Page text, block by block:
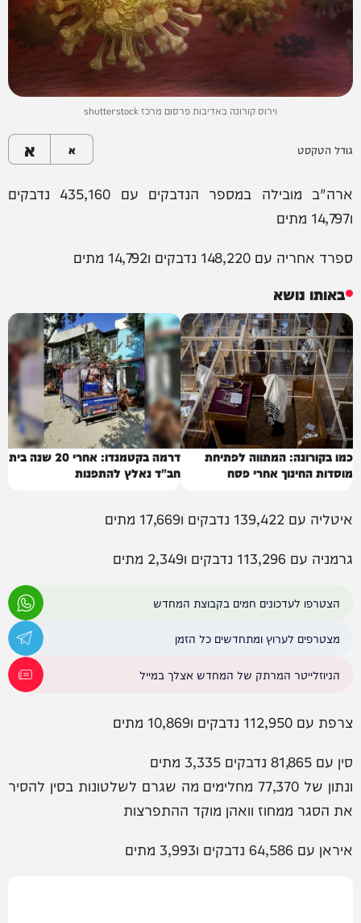
וירוס קורונה באדיבות פרסום מרכז shutterstock
גודל הטקסט א א
ארה"ב מובילה במספר הנדבקים עם 435,160 נדבקים
ו14,797 מתים
ספרד אחריה עם 148,220 נדבקים ו14,792 מתים
באותו נושא
כמו בקורונה: המתווה לפתיחת
מוסדות החינוך אחרי פסח
דרמה בקטמנדו: אחרי 20 שנה בית
חב"ד נאלץ להתפנות
איטליה עם 139,422 נדבקים ו17,669 מתים
גרמניה עם 113,296 נדבקים ו2,349 מתים
הצטרפו לעדכונים חמים בקבוצת המחדש
מצטרפים לערוץ ומתחדשים כל הזמן
הניוזלייטר המרתק של המחדש אצלך במייל
צרפת עם 112,950 נדבקים ו10,869 מתים
סין עם 81,865 נדבקים 3,335 מתים
ונתון של 77,370 מחלימים מה שגרם לשלטונות בסין להסיר
את הסגר ממחוז וואהן מוקד ההתפרצות
איראן עם 64,586 נדבקים ו3,993 מתים